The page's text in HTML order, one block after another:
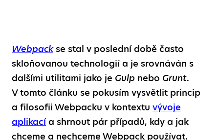
Webpackse stal v poslední době často
skloňovanou technologií a je srovnáván s
dalšími utilitami jako je Gulp nebo Grunt.
V tomto článku se pokusím vysvětlit princip
a filosofii Webpacku v kontextu vývoje
aplikacía shrnout pár případů, kdy a jak
chceme a nechceme Webpack používat.